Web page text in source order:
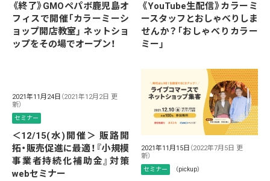
《終了》GMOペパボ鹿児島オ
フィスで開催「カラーミーシ
ョップ開店教室」 ネットショ
ップをその場でオープン！
《YouTube生配信》カラーミ
ースタッフとおしゃべりしま
せんか？「おしゃべりカラー
ミー」
2021年11月24日 （2021年12月2日 更
新）
セミナー
＜12/15(水)開催＞ 販路開
拓・販売促進に最適！『小規模
事業者持続化補助金』対策
webセミナー
2021年11月15日 （2022年7月5日 更
新）
セミナー （pickup）